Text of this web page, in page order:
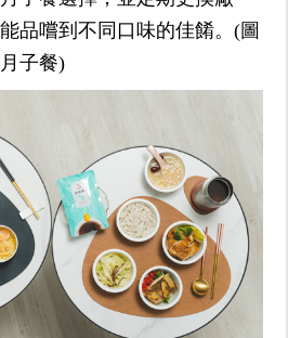
品嚐到不同口味的佳餚。(圖
子餐)